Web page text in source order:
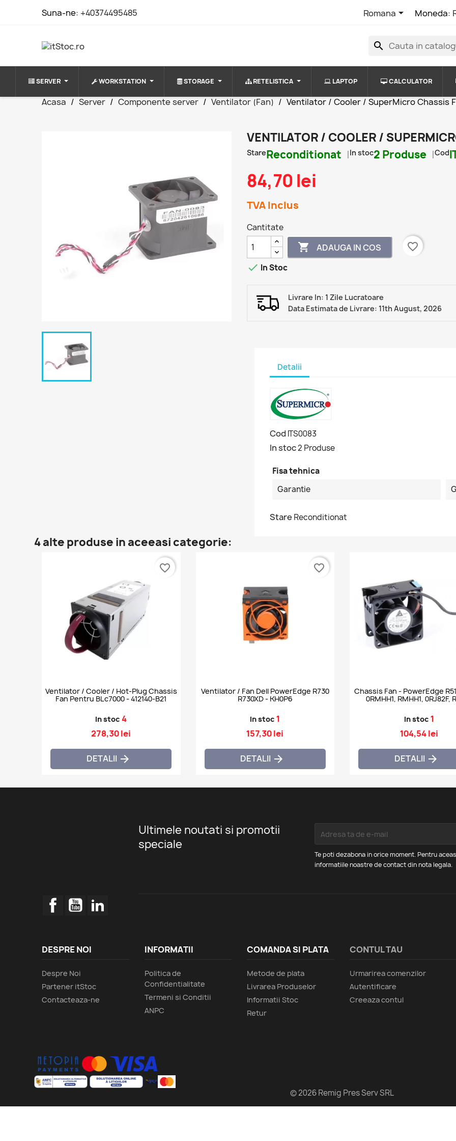
Suna-ne: +40374495485 Romana Moneda:
search
SERVER WORKSTATION STORAGE RETELISTICA LAPTOP CALCULATOR
Acasa Server Componente server Ventilator (Fan) Ventilator / Cooler / SuperMicro Chassis
VENTILATOR / COOLER /
StareReconditionat In stoc2 Produse Cod
84,70 lei
TVA Inclus
Cantitate
 ADAUGA IN COS
favorite_border
 In Stoc
Livrare In: 1 Zile Lucratoare
Data Estimata de Livrare: 11th August, 2026
Detalii
Cod ITS0083
In stoc2 Produse
Fisa tehnica
Garantie
Stare Reconditionat
4 alte produse in aceeasi categorie:
Ventilator / Cooler / Hot-Plug Chassis
Fan Pentru BLc7000 - 412140-B21
In stoc 4
278,30 lei
DETALII 
favorite_border
Ventilator / Fan Dell PowerEdge R730
R730XD - KH0P6
In stoc 1
157,30 lei
DETALII 
favorite_border
Chassis Fan - PowerEdge
In stoc 1
104,54 lei
DETALII 
Ultimele noutati si promotii
speciale
Te poti dezabona in orice moment. Pentru
informatiile noastre de contact din nota legala.
FacebookYouTube
DESPRE NOI
Despre Noi
Partener itStoc
Contacteaza-ne
INFORMATII
Politica de
Confidentialitate
Termeni si Conditii
ANPC
COMANDA SI PLATA
Metode de plata
Livrarea Produselor
Informatii Stoc
Retur
CONTUL TAU
Urmarirea comenzilor
Autentificare
Creeaza contul
© 2026 Remig Pres Serv SRL